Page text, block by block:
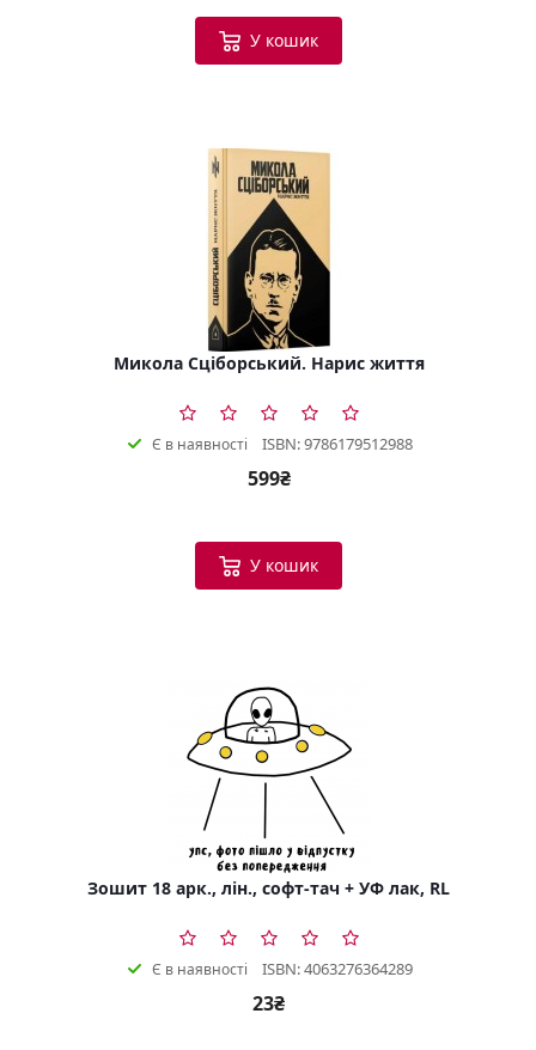
У кошик
Микола Сціборський. Нарис життя
Є в наявності ISBN: 9786179512988
599₴
У кошик
Зошит 18 арк., лін., софт-тач + УФ лак, RL
Є в наявності ISBN: 4063276364289
23₴